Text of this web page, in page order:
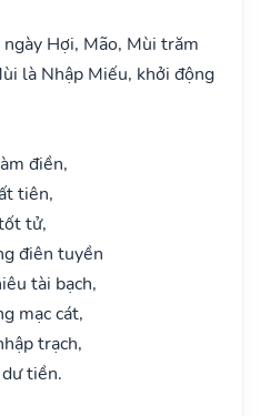
ngày Hợi, Mão, Mùi trăm
là Nhập Miếu, khởi động
điền,
tiên,
tử,
điên tuyền
tài bạch,
mạc cát,
trạch,
tiền.